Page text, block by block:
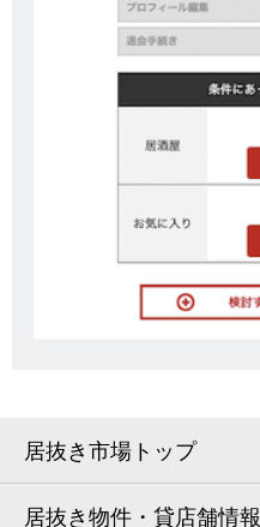
居抜き市場トップ
居抜き物件・貸店舗情報